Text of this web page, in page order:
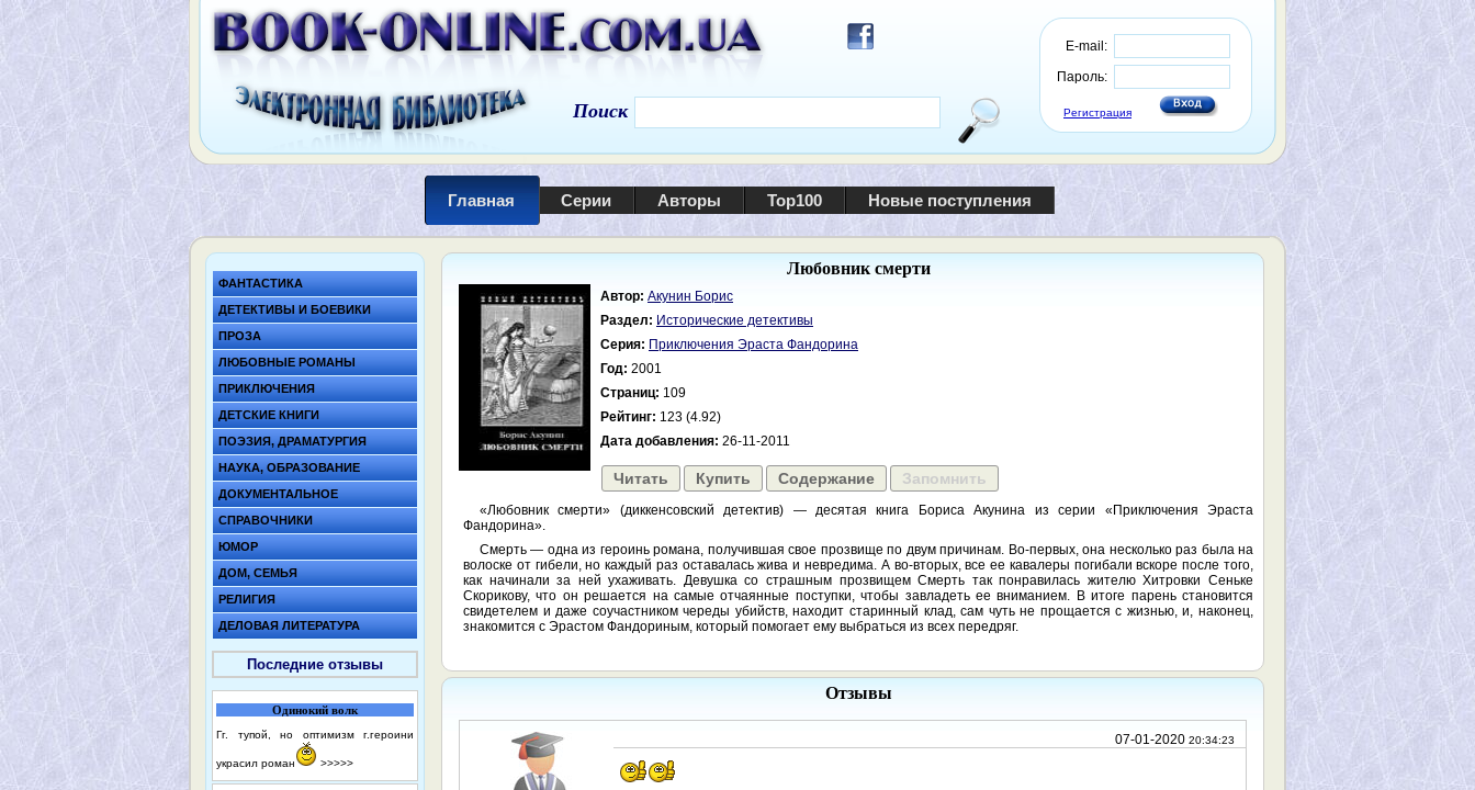
E-mail:
Пароль:
Регистрация
Поиск
Главная Серии Авторы Top100 Новые поступления
ФАНТАСТИКА
ДЕТЕКТИВЫ И БОЕВИКИ
ПРОЗА
ЛЮБОВНЫЕ РОМАНЫ
ПРИКЛЮЧЕНИЯ
ДЕТСКИЕ КНИГИ
ПОЭЗИЯ, ДРАМАТУРГИЯ
НАУКА, ОБРАЗОВАНИЕ
ДОКУМЕНТАЛЬНОЕ
СПРАВОЧНИКИ
ЮМОР
ДОМ, СЕМЬЯ
РЕЛИГИЯ
ДЕЛОВАЯ ЛИТЕРАТУРА
Последние отзывы
Одинокий волк
Гг. тупой, но оптимизм г.героини
украсил роман >>>>>
Любовник смерти
Автор: Акунин Борис
Раздел: Исторические детективы
Серия: Приключения Эраста Фандорина
Год: 2001
Страниц: 109
Рейтинг: 123 (4.92)
Дата добавления: 26-11-2011
Читать Купить Содержание Запомнить
«Любовник смерти» (диккенсовский детектив) — десятая книга Бориса Акунина из серии «Приключения Эраста
Фандорина».
Смерть — одна из героинь романа, получившая свое прозвище по двум причинам. Во-первых, она несколько раз была на
волоске от гибели, но каждый раз оставалась жива и невредима. А во-вторых, все ее кавалеры погибали вскоре после того,
как начинали за ней ухаживать. Девушка со страшным прозвищем Смерть так понравилась жителю Хитровки Сеньке
Скорикову, что он решается на самые отчаянные поступки, чтобы завладеть ее вниманием. В итоге парень становится
свидетелем и даже соучастником череды убийств, находит старинный клад, сам чуть не прощается с жизнью, и, наконец,
знакомится с Эрастом Фандориным, который помогает ему выбраться из всех передряг.
Отзывы
07-01-2020 20:34:23